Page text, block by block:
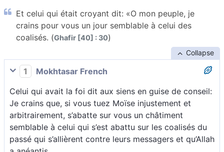
Et celui qui était croyant dit: «O mon peuple, je
crains pour vous un jour semblable à celui des
coalisés. (Ghafir [40] : 30)
Collapse
1
Mokhtasar French
Celui qui avait la foi dit aux siens en guise de conseil:
Je crains que, si vous tuez Moïse injustement et
arbitrairement, s’abatte sur vous un châtiment
semblable à celui qui s’est abattu sur les coalisés du
passé qui s’allièrent contre leurs messagers et qu’Allah